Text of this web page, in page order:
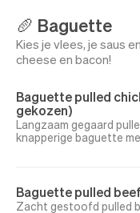
🥖 Baguette
Kies je vlees, je saus
cheese en bacon!
Baguette pulled
gekozen)
Langzaam gegaard
knapperige baguette
Chilimayo · spicy · extra
Parmezaan · smoky
Baguette pulled beef
Zacht gestoofd pulled